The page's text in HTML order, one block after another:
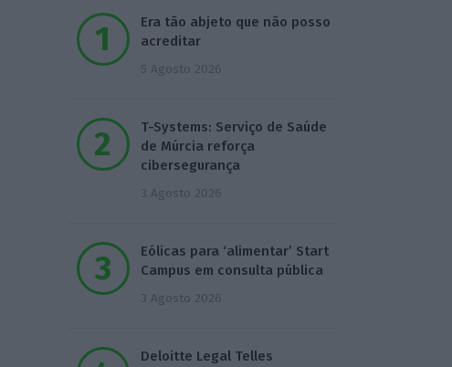
Era tão abjeto que não posso
acreditar
5 Agosto 2026
T-Systems: Serviço de Saúde
de Múrcia reforça
cibersegurança
3 Agosto 2026
Eólicas para ‘alimentar’ Start
Campus em consulta pública
3 Agosto 2026
Deloitte Legal Telles